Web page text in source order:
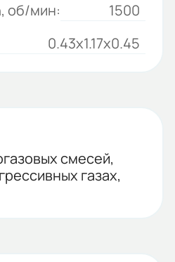
об/мин:
1500
0.43x1.17x0.45
смесей,
газах,